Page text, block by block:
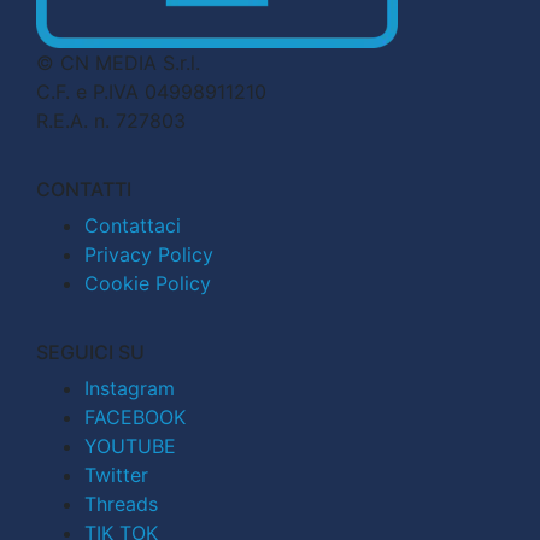
© CN MEDIA S.r.l.
C.F. e P.IVA 04998911210
R.E.A. n. 727803
CONTATTI
Contattaci
Privacy Policy
Cookie Policy
SEGUICI SU
Instagram
FACEBOOK
YOUTUBE
Twitter
Threads
TIK TOK